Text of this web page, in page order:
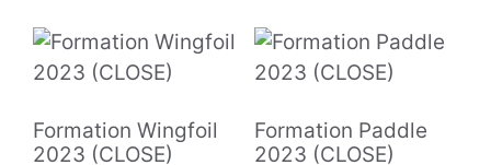
Formation Wingfoil
2023 (CLOSE)
Formation Paddle
2023 (CLOSE)